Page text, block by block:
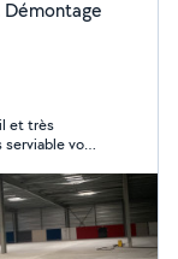
et très
vous